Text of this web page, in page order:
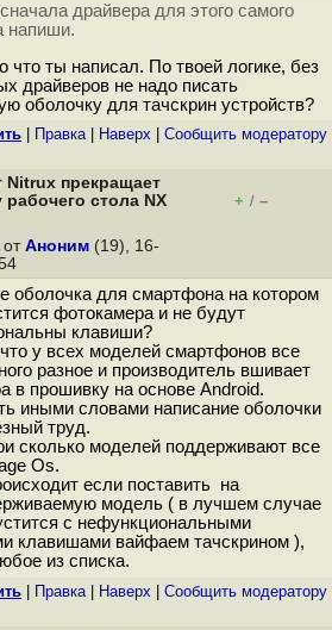
драйвера для этого самого
напиши.
что ты написал. По твоей логике, без
драйверов не надо писать
оболочку для тачскрин устройств?
Правка| Наверх Cообщить модератору
Nitrux прекращает
рабочего стола NX
+ / –
Аноним (19), 16-
оболочка для смартфона на котором
фотокамера и не будут
клавиши?
у всех моделей смартфонов все
разное и производитель вшивает
в прошивку на основе Android.
иными словами написание оболочки
труд.
сколько моделей поддерживают все
Os.
если поставить на
модель ( в лучшем случае
с нефункциональными
клавишами вайфаем тачскрином ),
из списка.
Правка| Наверх Cообщить модератору